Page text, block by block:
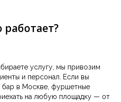
работает?
услугу, мы привозим
и персонал. Если вы
бар в Москве, фуршетные
на любую площадку — от